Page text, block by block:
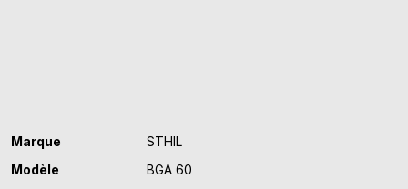
Marque
STHIL
Modèle
BGA 60